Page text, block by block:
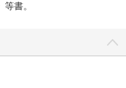
書。